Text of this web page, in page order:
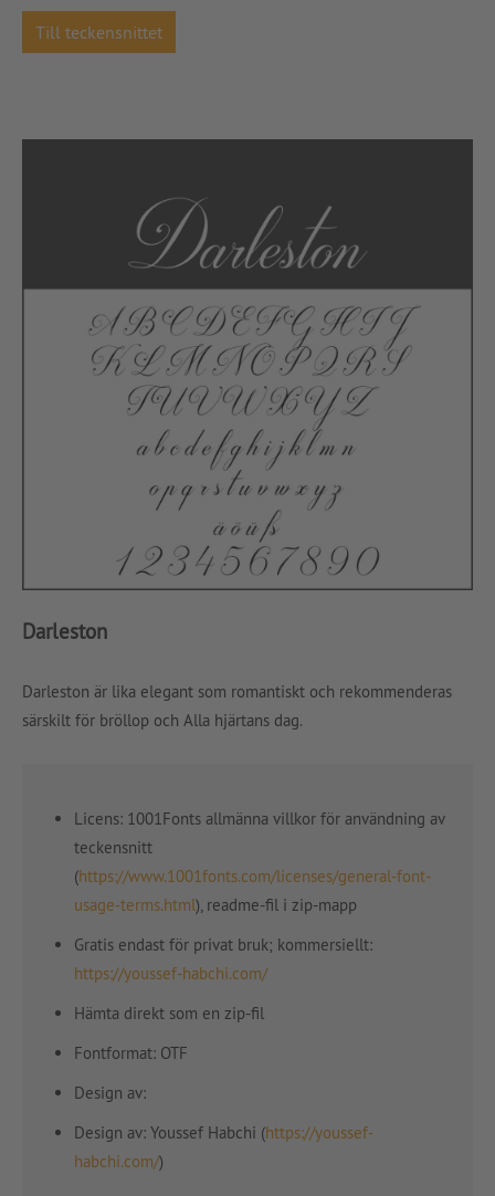
Till teckensnittet
Darleston
Darleston är lika elegant som romantiskt och rekommenderas
särskilt för bröllop och Alla hjärtans dag.
Licens: 1001Fonts allmänna villkor för användning av
teckensnitt
(https://www.1001fonts.com/licenses/general-font-
usage-terms.html), readme-fil i zip-mapp
Gratis endast för privat bruk; kommersiellt:
https://youssef-habchi.com/
Hämta direkt som en zip-fil
Fontformat: OTF
Design av:
Design av: Youssef Habchi (https://youssef-
habchi.com/)